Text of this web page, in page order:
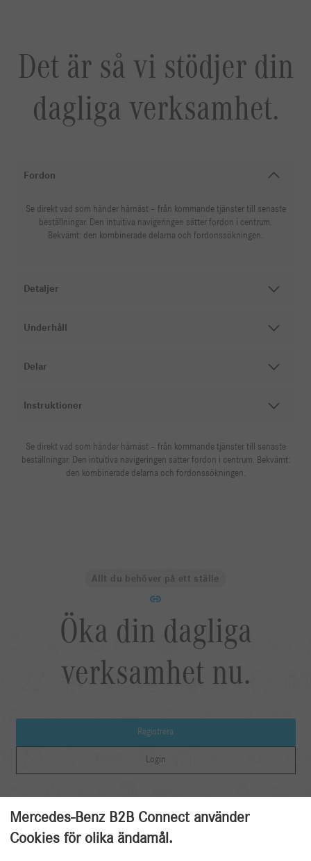
Det är så vi stödjer din
dagliga verksamhet.
Fordon
Se direkt vad som händer härnäst – från kommande tjänster till senaste
beställningar. Den intuitiva navigeringen sätter fordon i centrum.
Bekvämt: den kombinerade delarna och fordonssökningen.
Detaljer
Underhåll
Delar
Instruktioner
Se direkt vad som händer härnäst – från kommande tjänster till senaste
beställningar. Den intuitiva navigeringen sätter fordon i centrum. Bekvämt:
den kombinerade delarna och fordonssökningen.
Allt du behöver på ett ställe
Öka din dagliga
verksamhet nu.
Login
Registrera
Mercedes-Benz B2B Connect använder
Cookies för olika ändamål.